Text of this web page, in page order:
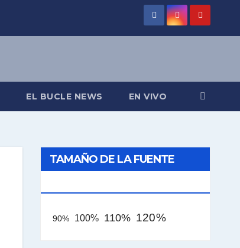
EL BUCLE NEWS EN VIVO
TAMAÑO DE LA FUENTE
90% 100% 110% 120%